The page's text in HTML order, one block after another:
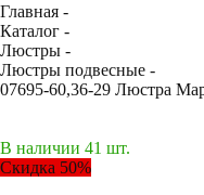
Главная -
Каталог -
Люстры -
Люстры подвесные -
07695-60,36-29 Люстра
В наличии 41 шт.
Скидка 50%